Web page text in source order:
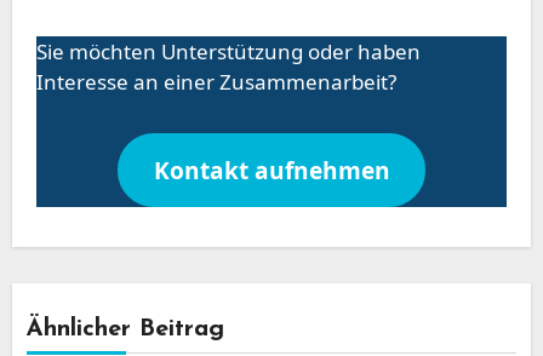
Sie möchten Unterstützung oder haben
Interesse an einer Zusammenarbeit?
Kontakt aufnehmen
Ähnlicher Beitrag